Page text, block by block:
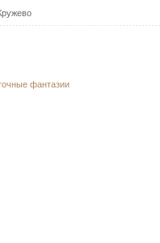
фантазии